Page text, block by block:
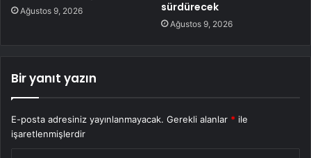
Ağustos 9, 2026
sürdürecek
Ağustos 9, 2026
Bir yanıt yazın
E-posta adresiniz yayınlanmayacak. Gerekli alanlar * ile
işaretlenmişlerdir